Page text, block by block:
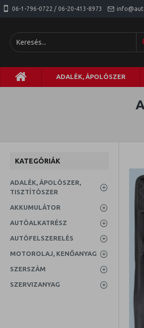
06-1-796-0722 / 06-20-413-8973
ADALÉK, ÁPOLÓSZER
KATEGÓRIÁK
ADALÉK, ÁPOLÓSZER,
TISZTÍTÓSZER
AKKUMULÁTOR
AUTÓALKATRÉSZ
AUTÓFELSZERELÉS
MOTOROLAJ, KENŐANYAG
SZERSZÁM
SZERVIZANYAG